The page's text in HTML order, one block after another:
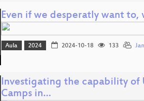
Even if we desperatly want
Aula 2024 2024-10-18 133
Investigating the capability of
Camps in…